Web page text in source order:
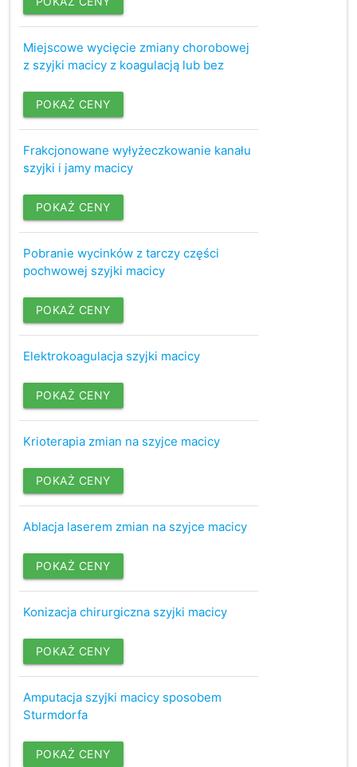
Miejscowe wycięcie zmiany chorobowej
z szyjki macicy z koagulacją lub bez
POKAŻ CENY
Frakcjonowane wyłyżeczkowanie kanału
szyjki i jamy macicy
POKAŻ CENY
Pobranie wycinków z tarczy części
pochwowej szyjki macicy
POKAŻ CENY
Elektrokoagulacja szyjki macicy
POKAŻ CENY
Krioterapia zmian na szyjce macicy
POKAŻ CENY
Ablacja laserem zmian na szyjce macicy
POKAŻ CENY
Konizacja chirurgiczna szyjki macicy
POKAŻ CENY
Amputacja szyjki macicy sposobem
Sturmdorfa
POKAŻ CENY